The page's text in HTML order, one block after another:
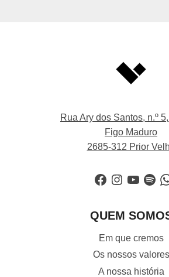
Rua Ary dos Santos, n.º
Figo Maduro
2685-312 Prior
Facebook
Instagram
YouTube
QUEM
Em que cremos
Os nossos valores
A nossa história